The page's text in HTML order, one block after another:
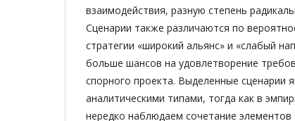
взаимодействия, разную степень
Сценарии также различаются по
стратегии «широкий альянс» и «слабый
больше шансов на удовлетворение
спорного проекта. Выделенные сценарии
аналитическими типами, тогда как в
нередко наблюдаем сочетание элементов